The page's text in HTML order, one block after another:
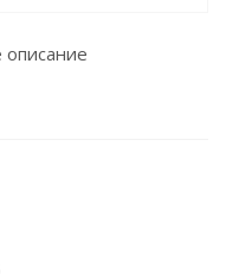
описание